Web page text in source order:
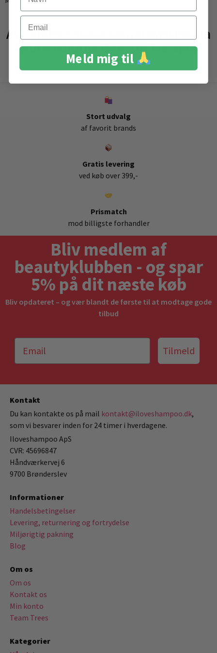
Anbefalet sammen med Maria Nila
Pure Volume Booster Masque
50ml
Stort udvalg
af favorit brands
Gratis levering
ved køb over 399,-
Prismatch
mod billigste forhandler
Bliv medlem af
beautyklubben - og spar
5% på dit næste køb
Bliv opdateret – og vær blandt de første til at modtage gode
tilbud
Tilmeld
Kontakt
Du kan kontakte os på mail kontakt@iloveshampoo.dk,
som vi besvarer inden for 24 timer i hverdagene.
Iloveshampoo ApS
CVR: 45696847
Håndværkervej 6
9700 Brønderslev
Informationer
Handelsbetingelser
Levering, returnering og fortrydelse
Miljørigtig pakning
Blog
Om os
Om os
Kontakt os
Min konto
Team Trees
Kategorier
Email
Meld mig til